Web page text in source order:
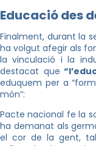
Educació des
Finalment, durant la
ha volgut afegir als
la vinculació i la
destacat que
eduquem per a
món”:
Pacte nacional fe la
ha demanat als
el cor de la gent,